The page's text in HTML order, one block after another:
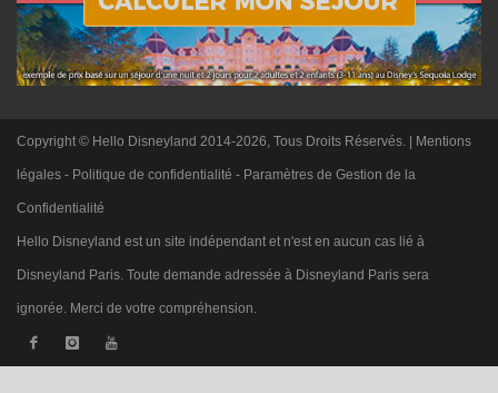
Copyright © Hello Disneyland 2014-2026, Tous Droits Réservés. | Mentions
légales - Politique de confidentialité - Paramètres de Gestion de la
Confidentialité
Hello Disneyland est un site indépendant et n'est en aucun cas lié à
Disneyland Paris. Toute demande adressée à Disneyland Paris sera
ignorée. Merci de votre compréhension.